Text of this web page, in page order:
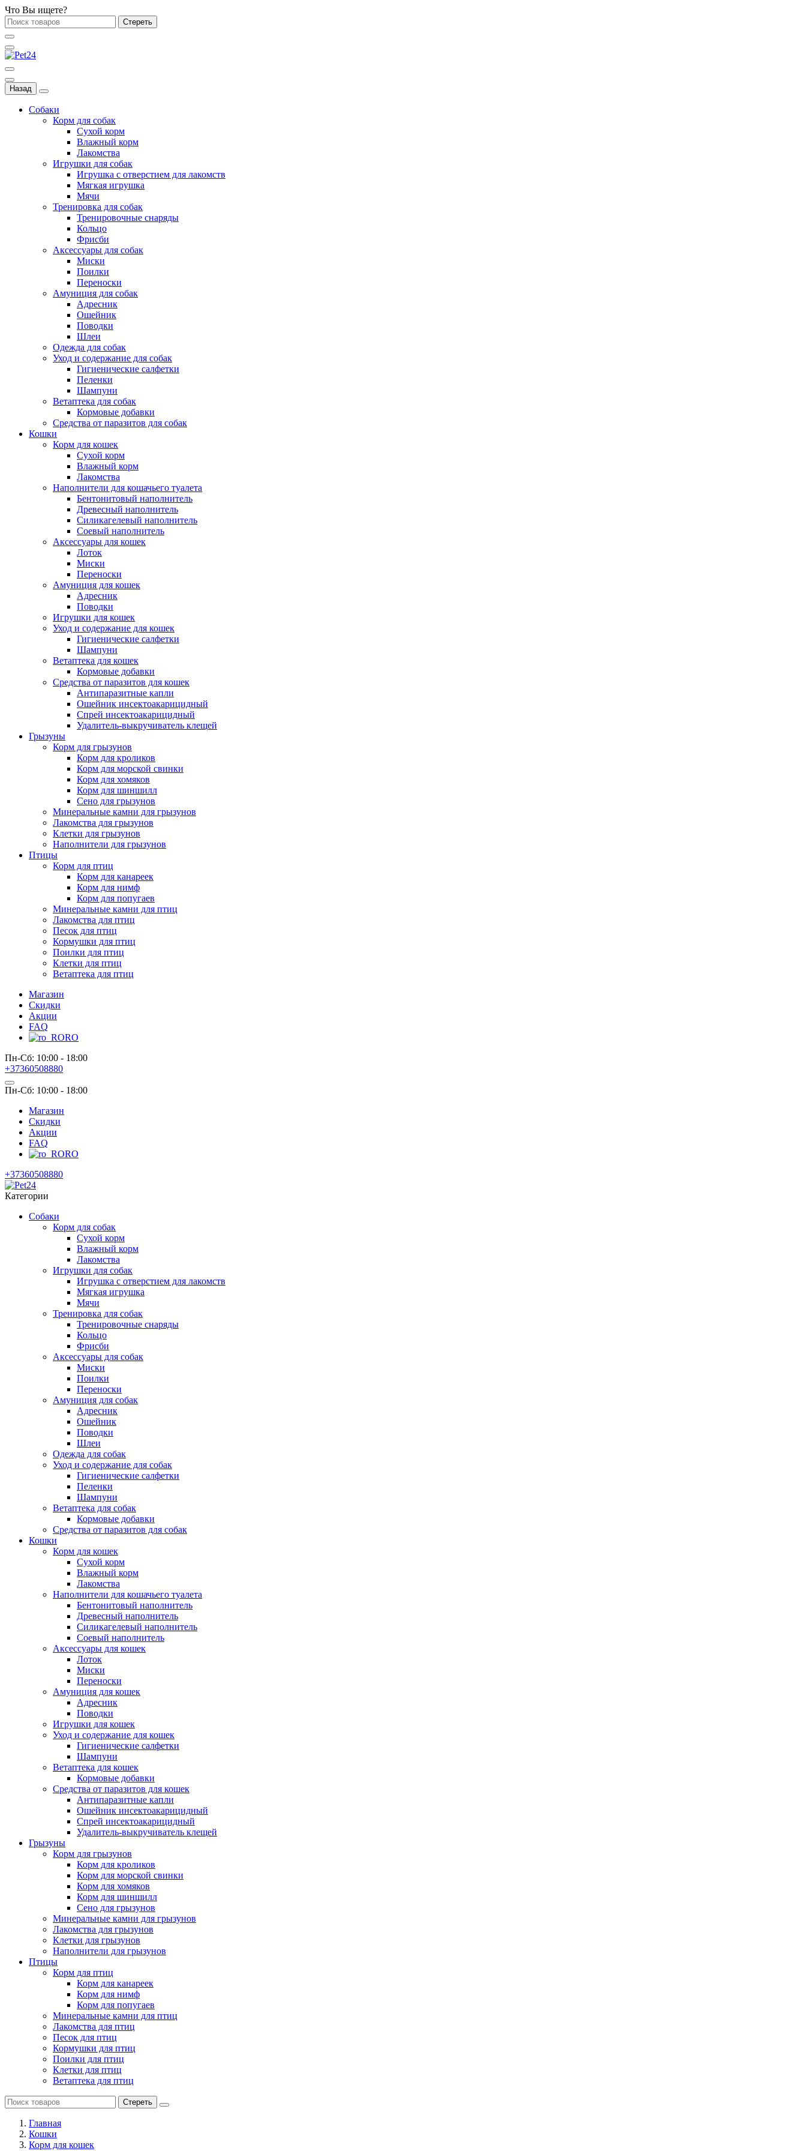
Что Вы ищете?
Стереть
Назад
Собаки
Корм для собак
Сухой корм
Влажный корм
Лакомства
Игрушки для собак
Игрушка с отверстием для лакомств
Мягкая игрушка
Мячи
Тренировка для собак
Тренировочные снаряды
Кольцо
Фрисби
Аксессуары для собак
Миски
Поилки
Переноски
Амуниция для собак
Адресник
Ошейник
Поводки
Шлеи
Одежда для собак
Уход и содержание для собак
Гигиенические салфетки
Пеленки
Шампуни
Ветаптека для собак
Кормовые добавки
Средства от паразитов для собак
Кошки
Корм для кошек
Сухой корм
Влажный корм
Лакомства
Наполнители для кошачьего туалета
Бентонитовый наполнитель
Древесный наполнитель
Силикагелевый наполнитель
Соевый наполнитель
Аксессуары для кошек
Лоток
Миски
Переноски
Амуниция для кошек
Адресник
Поводки
Игрушки для кошек
Уход и содержание для кошек
Гигиенические салфетки
Шампуни
Ветаптека для кошек
Кормовые добавки
Средства от паразитов для кошек
Антипаразитные капли
Ошейник инсектоакарицидный
Спрей инсектоакарицидный
Удалитель-выкручиватель клещей
Грызуны
Корм для грызунов
Корм для кроликов
Корм для морской свинки
Корм для хомяков
Корм для шиншилл
Сено для грызунов
Минеральные камни для грызунов
Лакомства для грызунов
Клетки для грызунов
Наполнители для грызунов
Птицы
Корм для птиц
Корм для канареек
Корм для нимф
Корм для попугаев
Минеральные камни для птиц
Лакомства для птиц
Песок для птиц
Кормушки для птиц
Поилки для птиц
Клетки для птиц
Ветаптека для птиц
Магазин
Скидки
Акции
FAQ
RO
Пн-Сб: 10:00 - 18:00
+37360508880
Пн-Сб: 10:00 - 18:00
Магазин
Скидки
Акции
FAQ
RO
+37360508880
Категории
Собаки
Корм для собак
Сухой корм
Влажный корм
Лакомства
Игрушки для собак
Игрушка с отверстием для лакомств
Мягкая игрушка
Мячи
Тренировка для собак
Тренировочные снаряды
Кольцо
Фрисби
Аксессуары для собак
Миски
Поилки
Переноски
Амуниция для собак
Адресник
Ошейник
Поводки
Шлеи
Одежда для собак
Уход и содержание для собак
Гигиенические салфетки
Пеленки
Шампуни
Ветаптека для собак
Кормовые добавки
Средства от паразитов для собак
Кошки
Корм для кошек
Сухой корм
Влажный корм
Лакомства
Наполнители для кошачьего туалета
Бентонитовый наполнитель
Древесный наполнитель
Силикагелевый наполнитель
Соевый наполнитель
Аксессуары для кошек
Лоток
Миски
Переноски
Амуниция для кошек
Адресник
Поводки
Игрушки для кошек
Уход и содержание для кошек
Гигиенические салфетки
Шампуни
Ветаптека для кошек
Кормовые добавки
Средства от паразитов для кошек
Антипаразитные капли
Ошейник инсектоакарицидный
Спрей инсектоакарицидный
Удалитель-выкручиватель клещей
Грызуны
Корм для грызунов
Корм для кроликов
Корм для морской свинки
Корм для хомяков
Корм для шиншилл
Сено для грызунов
Минеральные камни для грызунов
Лакомства для грызунов
Клетки для грызунов
Наполнители для грызунов
Птицы
Корм для птиц
Корм для канареек
Корм для нимф
Корм для попугаев
Минеральные камни для птиц
Лакомства для птиц
Песок для птиц
Кормушки для птиц
Поилки для птиц
Клетки для птиц
Ветаптека для птиц
Стереть
Главная
Кошки
Корм для кошек